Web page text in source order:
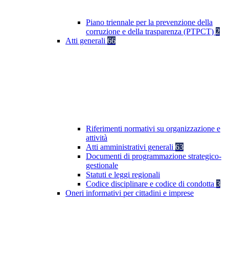
Piano triennale per la prevenzione della
corruzione e della trasparenza (PTPCT) 2
Atti generali 66
Riferimenti normativi su organizzazione e
attività
Atti amministrativi generali 63
Documenti di programmazione strategico-
gestionale
Statuti e leggi regionali
Codice disciplinare e codice di condotta 3
Oneri informativi per cittadini e imprese